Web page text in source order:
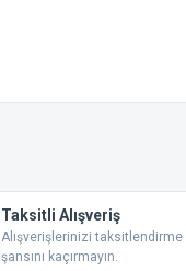
Taksitli Alışveriş
Alışverişlerinizi taksitlendirme
şansını kaçırmayın.